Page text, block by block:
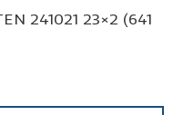
241021 23×2 (641